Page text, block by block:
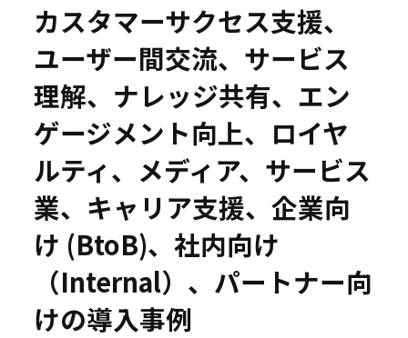
事例
セミナー
お役立ち情報
お問い合わせ
カスタマーサクセス支援、
ユーザー間交流、サービス
理解、ナレッジ共有、エン
ゲージメント向上、ロイヤ
ルティ、メディア、サービス
業、キャリア支援、企業向
け (BtoB)、社内向け
（Internal）、パートナー向
けの導入事例